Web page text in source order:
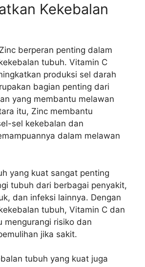
Kekebalan
berperan penting dalam
tubuh. Vitamin C
produksi sel darah
bagian penting dari
yang membantu melawan
itu, Zinc membantu
sel kekebalan dan
dalam melawan
yang kuat sangat penting
tubuh dari berbagai penyakit,
dan infeksi lainnya. Dengan
tubuh, Vitamin C dan
mengurangi risiko dan
jika sakit.
tubuh yang kuat juga